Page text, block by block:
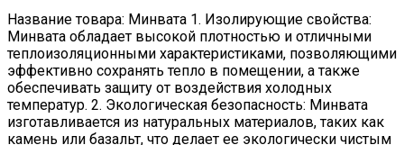
Название товара: Минвата 1. Изолирующие свойства:
Минвата обладает высокой плотностью и отличными
теплоизоляционными характеристиками, позволяющими
эффективно сохранять тепло в помещении, а также
обеспечивать защиту от воздействия холодных
температур. 2. Экологическая безопасность: Минвата
изготавливается из натуральных материалов, таких как
камень или базальт, что делает ее экологически чистым